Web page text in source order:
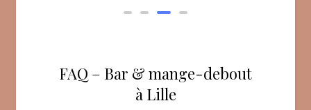
FAQ – Bar & mange-debout
à Lille